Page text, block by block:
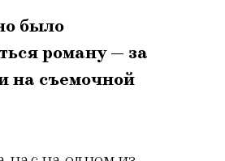
было
роману — за
на съемочной